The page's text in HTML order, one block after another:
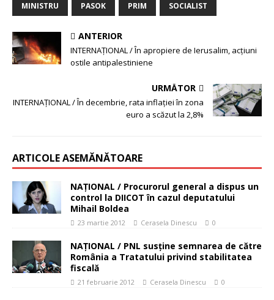
MINISTRU PASOK PRIM SOCIALIST
ANTERIOR
INTERNAŢIONAL / În apropiere de Ierusalim, acţiuni
ostile antipalestiniene
URMĂTOR
INTERNAŢIONAL / În decembrie, rata inflaţiei în zona
euro a scăzut la 2,8%
ARTICOLE ASEMĂNĂTOARE
NAŢIONAL / Procurorul general a dispus un
control la DIICOT în cazul deputatului
Mihail Boldea
23 martie 2012 Cerasela Dinescu 0
NAŢIONAL / PNL susţine semnarea de către
România a Tratatului privind stabilitatea
fiscală
21 februarie 2012 Cerasela Dinescu 0